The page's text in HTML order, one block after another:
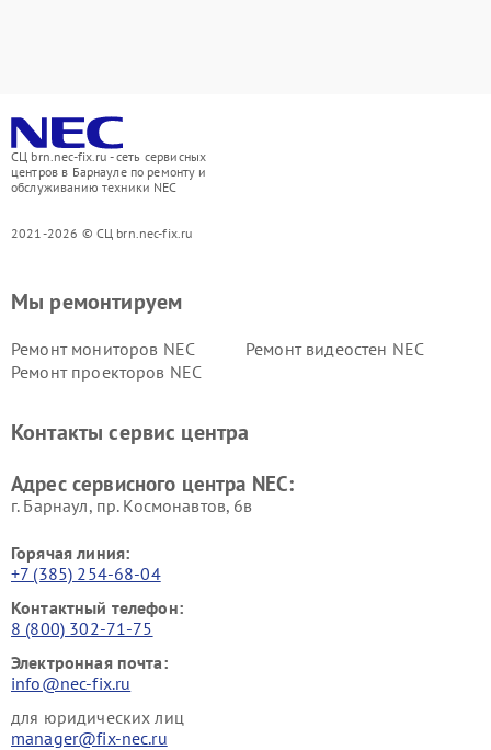
СЦ brn.nec-fix.ru - сеть сервисных
центров в Барнауле по ремонту и
обслуживанию техники NEC
2021-2026 © СЦ brn.nec-fix.ru
Мы ремонтируем
Ремонт мониторов NEC
Ремонт видеостен NEC
Ремонт проекторов NEC
Контакты сервис центра
Адрес сервисного центра NEC:
г. Барнаул, ​пр. Космонавтов, 6в
Горячая линия:
+7 (385) 254-68-04
Контактный телефон:
8 (800) 302-71-75
Электронная почта:
info@nec-fix.ru
для юридических лиц
manager@fix-nec.ru